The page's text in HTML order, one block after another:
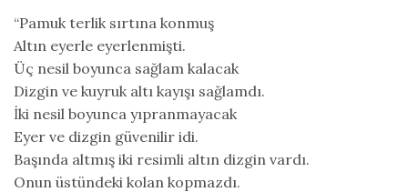
“Pamuk terlik sırtına konmuş
Altın eyerle eyerlenmişti.
Üç nesil boyunca sağlam kalacak
Dizgin ve kuyruk altı kayışı sağlamdı.
İki nesil boyunca yıpranmayacak
Eyer ve dizgin güvenilir idi.
Başında altmış iki resimli altın dizgin vardı.
Onun üstündeki kolan kopmazdı.